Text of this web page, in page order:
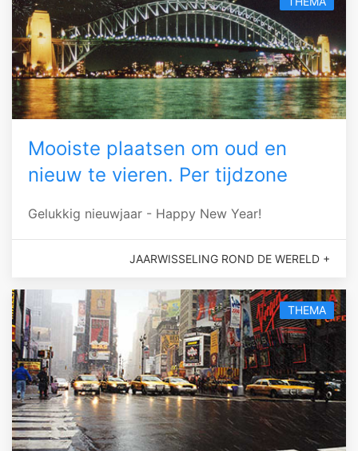
Mooiste plaatsen om oud en
nieuw te vieren. Per tijdzone
Gelukkig nieuwjaar - Happy New Year!
JAARWISSELING ROND DE WERELD +
THEMA